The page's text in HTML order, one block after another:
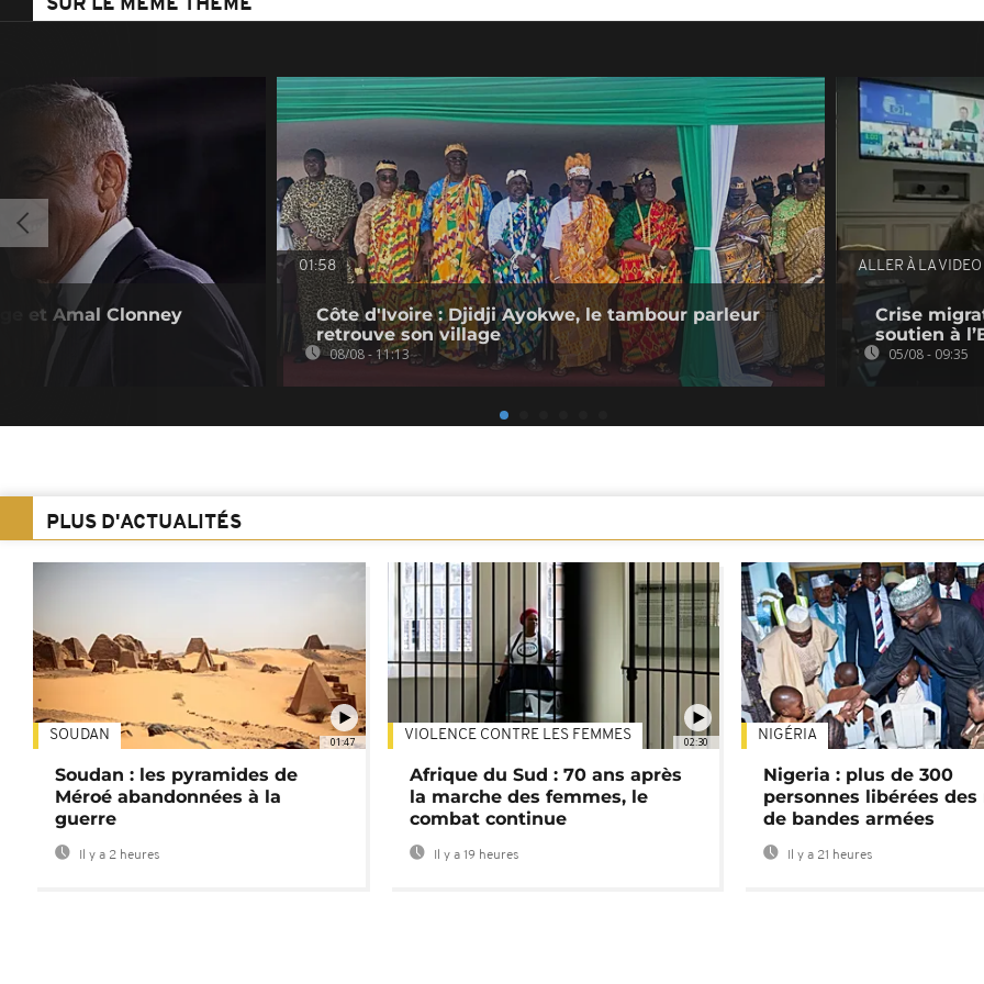
SUR LE MÊME THÈME
et Amal Clonney
01:58
Côte d'Ivoire : Djidji Ayokwe, le tambour parleur
retrouve son village
08/08 - 11:13
ALLER À LA VIDEO
Crise
soutien à
05/08 - 09:35
PLUS D'ACTUALITÉS
01:47
SOUDAN
Soudan : les pyramides de
Méroé abandonnées à la
guerre
Il y a 2 heures
02:30
VIOLENCE CONTRE LES FEMMES
Afrique du Sud : 70 ans après
la marche des femmes, le
combat continue
Il y a 19 heures
NIGÉRIA
Nigeria : plus de 300
personnes libérées des
de bandes armées
Il y a 21 heures